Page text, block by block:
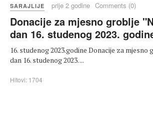
SARAJLIJE prije 2 godine Comments (0)
Donacije za mjesno groblje
dan 16. studenog 2023.
16. studenog 2023.godine Donacije za mjesno
dan 16. studenog 2023. ...
Hitovi: 1704